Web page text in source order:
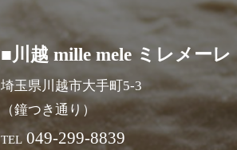
■川越 mille mele ミレメーレ
埼玉県川越市大手町5-3
（鐘つき通り）
TEL 049-299-8839